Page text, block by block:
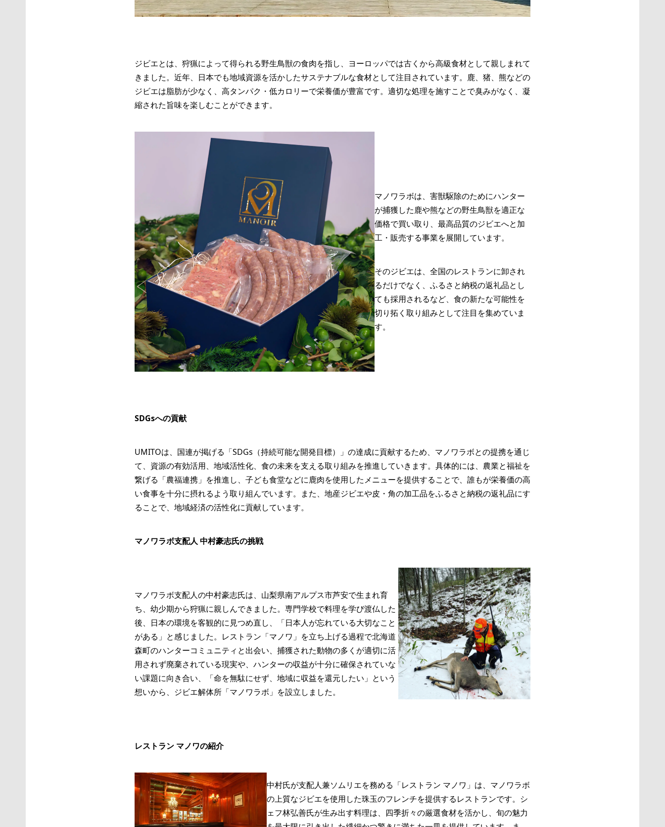
ジビエとは、狩猟によって得られる野生鳥獣の食肉を指し、ヨーロッパでは古くから高級食材として親しまれて
きました。​近年、日本でも地域資源を活かしたサステナブルな食材として注目されています。​鹿、猪、熊などの
ジビエは脂肪が少なく、高タンパク・低カロリーで栄養価が豊富です。​適切な処理を施すことで臭みがなく、凝
縮された旨味を楽しむことができます。​
マノワラボは、害獣駆除のためにハンター
が捕獲した鹿や熊などの野生鳥獣を適正な
価格で買い取り、最高品質のジビエへと加
工・販売する事業を展開しています。​
そのジビエは、全国のレストランに卸され
るだけでなく、ふるさと納税の返礼品とし
ても採用されるなど、食の新たな可能性を
切り拓く取り組みとして注目を集めていま
す。​
SDGsへの貢献
UMITOは、国連が掲げる「SDGs（持続可能な開発目標）」の達成に貢献するため、マノワラボとの提携を通じ
て、資源の有効活用、地域活性化、食の未来を支える取り組みを推進していきます。​具体的には、農業と福祉を
繋げる「農福連携」を推進し、子ども食堂などに鹿肉を使用したメニューを提供することで、誰もが栄養価の高
い食事を十分に摂れるよう取り組んでいます。​また、地産ジビエや皮・角の加工品をふるさと納税の返礼品にす
ることで、地域経済の活性化に貢献しています。​
マノワラボ支配人 中村豪志氏の挑戦
マノワラボ支配人の中村豪志氏は、山梨県南アルプス市芦安で生まれ育
ち、幼少期から狩猟に親しんできました。​専門学校で料理を学び渡仏した
後、日本の環境を客観的に見つめ直し、「日本人が忘れている大切なこと
がある」と感じました。​レストラン「マノワ」を立ち上げる過程で北海道
森町のハンターコミュニティと出会い、捕獲された動物の多くが適切に活
用されず廃棄されている現実や、ハンターの収益が十分に確保されていな
い課題に向き合い、「命を無駄にせず、地域に収益を還元したい」という
想いから、ジビエ解体所「マノワラボ」を設立しました。​
レストラン マノワの紹介
中村氏が支配人兼ソムリエを務める「レストラン マノワ」は、マノワラボ
の上質なジビエを使用した珠玉のフレンチを提供するレストランです。​シ
ェフ林弘善氏が生み出す料理は、四季折々の厳選食材を活かし、旬の魅力